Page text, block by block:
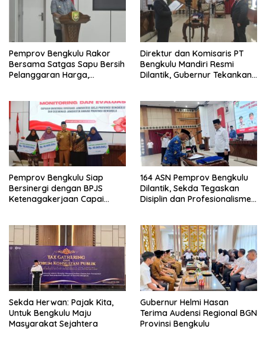
Pemprov Bengkulu Rakor
Bersama Satgas Sapu Bersih
Pelanggaran Harga,
Masih Jadi Sorotan
Direktur dan Komisaris PT
Bengkulu Mandiri Resmi
Dilantik, Gubernur Tekankan
Pemprov Bengkulu Siap
Bersinergi dengan BPJS
Ketenagakerjaan Capai
164 ASN Pemprov Bengkulu
Dilantik, Sekda Tegaskan
Disiplin dan Profesionalisme
Sekda Herwan: Pajak Kita,
Untuk Bengkulu Maju
Masyarakat Sejahtera
Gubernur Helmi Hasan
Terima Audensi Regional BGN
Provinsi Bengkulu